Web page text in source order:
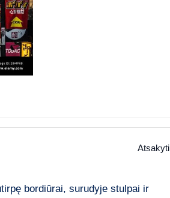
Atsakyti
bordiūrai, surudyje stulpai ir